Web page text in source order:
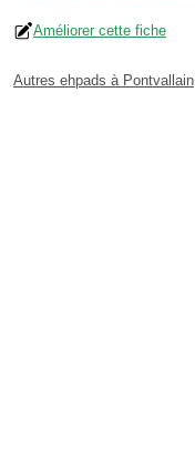
Améliorer cette fiche
Autres ehpads à Pontvallain